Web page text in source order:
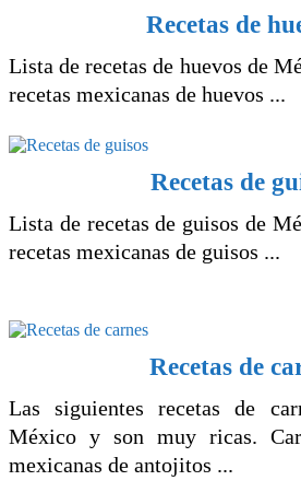
Recetas de
Lista de recetas de huevos de
recetas mexicanas de huevos ...
Recetas de
Lista de recetas de guisos de
recetas mexicanas de guisos ...
Recetas de
Las siguientes recetas de
México y son muy ricas.
mexicanas de antojitos ...